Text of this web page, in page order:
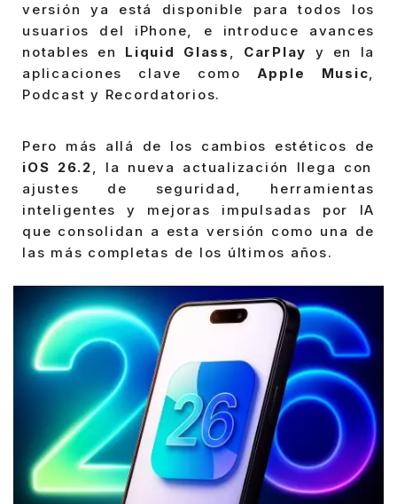
versión ya está disponible para todos los
usuarios del iPhone, e introduce avances
notables en Liquid Glass , CarPlay y en la
aplicaciones clave como Apple Music,
Podcast y Recordatorios.
Pero más allá de los cambios estéticos de
iOS 26.2, la nueva actualización llega con
ajustes de seguridad, herramientas
inteligentes y mejoras impulsadas por IA
que consolidan a esta versión como una de
las más completas de los últimos años.